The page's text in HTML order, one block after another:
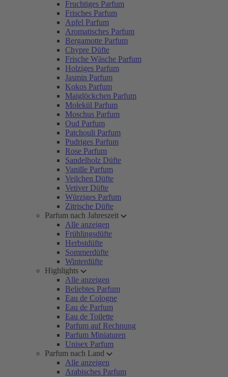
Fruchtiges Parfum
Frisches Parfum
Apfel Parfum
Aromatisches Parfum
Bergamotte Parfum
Chypre Düfte
Frische Wäsche Parfum
Holziges Parfum
Jasmin Parfum
Kokos Parfum
Maiglöckchen Parfum
Molekül Parfum
Moschus Parfum
Oud Parfum
Patchouli Parfum
Pudriges Parfum
Rose Parfum
Sandelholz Düfte
Vanille Parfum
Veilchen Düfte
Vetiver Düfte
Würziges Parfum
Zitrische Düfte
Parfum nach Jahreszeit
Alle anzeigen
Frühlingsdüfte
Herbstdüfte
Sommerdüfte
Winterdüfte
Highlights
Alle anzeigen
Beliebtes Parfum
Eau de Cologne
Eau de Parfum
Eau de Toilette
Parfum auf Rechnung
Parfum Miniaturen
Unisex Parfum
Parfum nach Land
Alle anzeigen
Arabisches Parfum